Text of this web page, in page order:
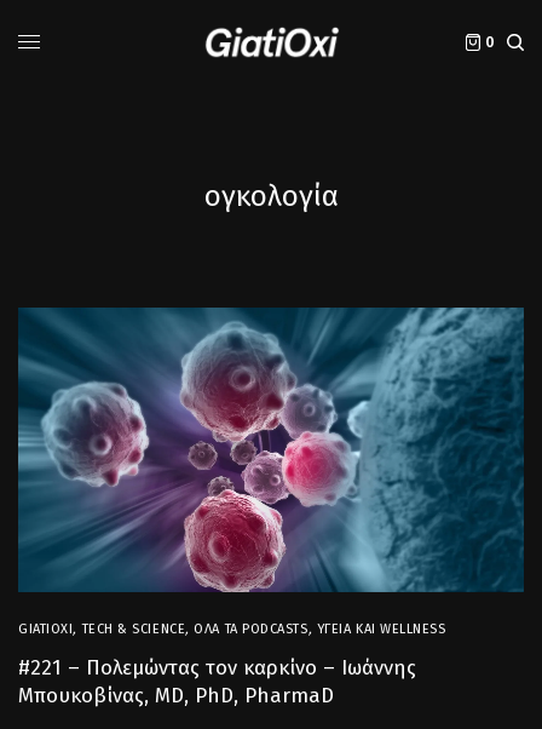
0
ογκολογία
GIATIOXI,TECH & SCIENCE,ΌΛΑ ΤΑ PODCASTS, ΥΓΕΊΑ ΚΑΙ WELLNESS
#221 – Πολεμώντας τον καρκίνο – Ιωάννης
Μπουκοβίνας, MD, PhD, PharmaD